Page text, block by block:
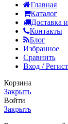
Главная
Каталог
Доставка
Контакты
Блог
Избранное
Сравнить
Вход /
Корзина
Закрыть
Войти
Закрыть